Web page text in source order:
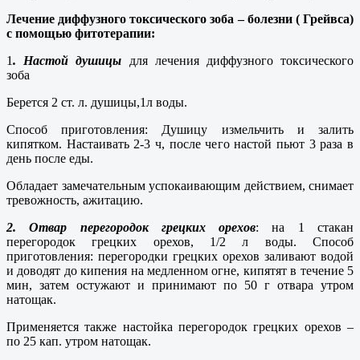
Лечение диффузного токсического зоба – болезни ( Грейвса)
с помощью фитотерапии:
1. Настой душицы для лечения диффузного токсического
зоба
Берется 2 ст. л. душицы,1л воды.
Способ приготовления: Душицу измельчить и залить
кипятком. Настаивать 2-3 ч, после чего настой пьют 3 раза в
день после еды.
Обладает замечательным успокаивающим действием, снимает
тревожность, ажитацию.
2. Отвар перегородок грецких орехов: на 1 стакан
перегородок грецких орехов, 1/2 л воды. Способ
приготовления: перегородки грецких орехов заливают водой
и доводят до кипения на медленном огне, кипятят в течение 5
мин, затем остужают и принимают по 50 г отвара утром
натощак.
Применяется также настойка перегородок грецких орехов –
по 25 кап. утром натощак.